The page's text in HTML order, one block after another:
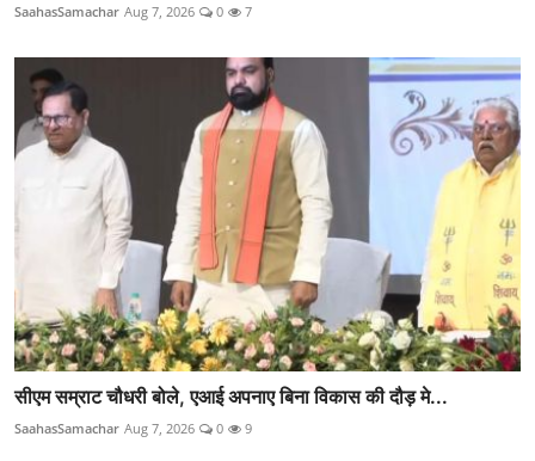
SaahasSamachar Aug 7, 2026 0 7
सीएम सम्राट चौधरी बोले, एआई अपनाए बिना विकास की दौड़ मे...
SaahasSamachar Aug 7, 2026 0 9